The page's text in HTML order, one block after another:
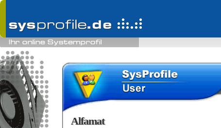
Alfamat
Alfamat